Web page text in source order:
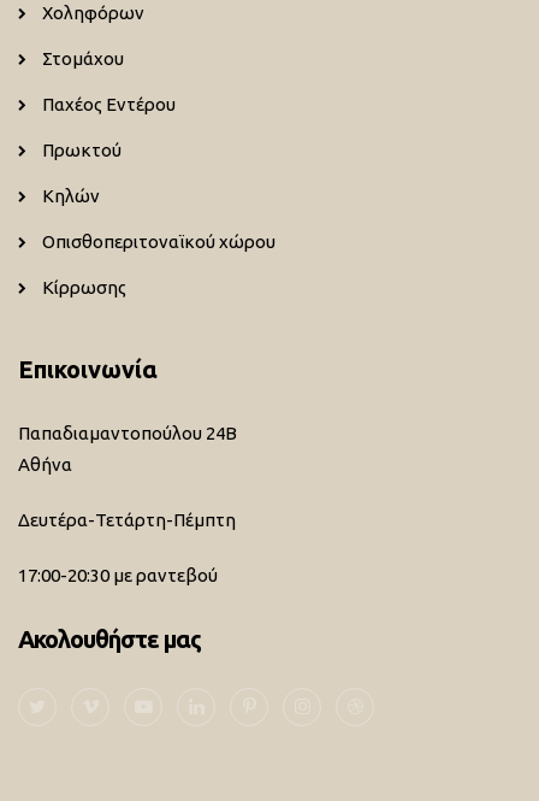
Χοληφόρων
Στομάχου
Παχέος Εντέρου
Πρωκτού
Κηλών
Οπισθοπεριτοναϊκού χώρου
Κίρρωσης
Επικοινωνία
Παπαδιαμαντοπούλου 24Β
Αθήνα
Δευτέρα-Τετάρτη-Πέμπτη
17:00-20:30 με ραντεβού
Ακολουθήστε μας